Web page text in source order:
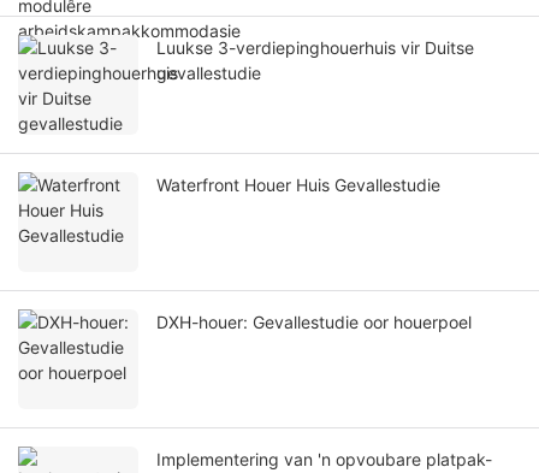
Luukse 3-verdiepinghouerhuis vir Duitse
gevallestudie
Waterfront Houer Huis Gevallestudie
DXH-houer: Gevallestudie oor houerpoel
Implementering van 'n opvoubare platpak-